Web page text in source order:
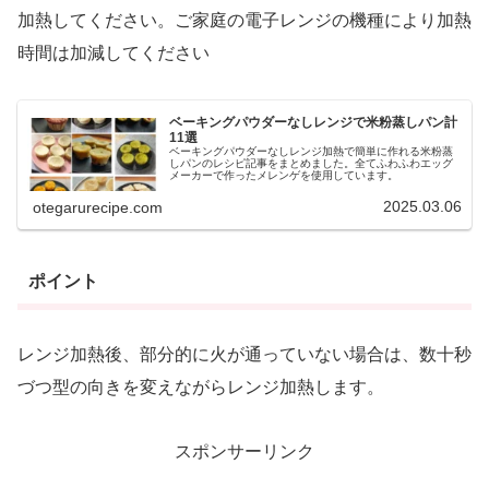
加熱してください。ご家庭の電子レンジの機種により加熱
時間は加減してください
ベーキングパウダーなしレンジで米粉蒸しパン計
11選
ベーキングパウダーなしレンジ加熱で簡単に作れる米粉蒸
しパンのレシピ記事をまとめました。全てふわふわエッグ
メーカーで作ったメレンゲを使用しています。
otegarurecipe.com 2025.03.06
ポイント
レンジ加熱後、部分的に火が通っていない場合は、数十秒
づつ型の向きを変えながらレンジ加熱します。
スポンサーリンク